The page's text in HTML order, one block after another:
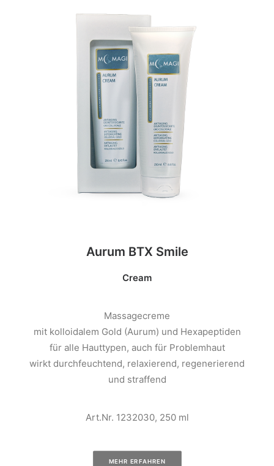
Aurum BTX Smile
Cream
Massagecreme
mit kolloidalem Gold (Aurum) und Hexapeptiden
für alle Hauttypen, auch für Problemhaut
wirkt durchfeuchtend, relaxierend, regenerierend
und straffend
Art.Nr. 1232030, 250 ml
MEHR ERFAHREN